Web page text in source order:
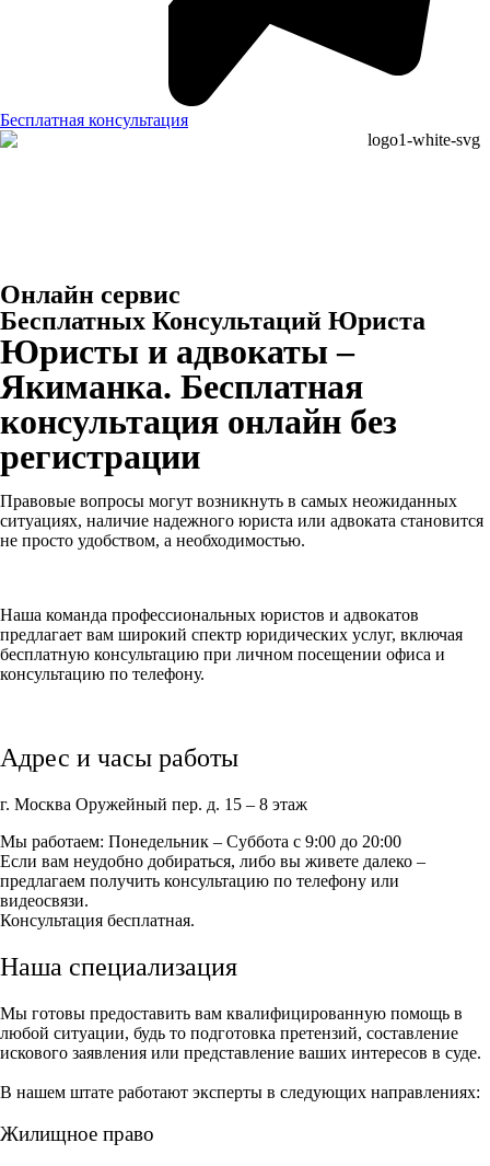
Бесплатная консультация
Онлайн сервис
Бесплатных Консультаций Юриста
Юристы и адвокаты –
Якиманка. Бесплатная
консультация онлайн без
регистрации
Правовые вопросы могут возникнуть в самых неожиданных
ситуациях, наличие надежного юриста или адвоката становится
не просто удобством, а необходимостью.
Наша команда профессиональных юристов и адвокатов
предлагает вам широкий спектр юридических услуг, включая
бесплатную консультацию при личном посещении офиса и
консультацию по телефону.
Адрес и часы работы
г. Москва Оружейный пер. д. 15 – 8 этаж
Мы работаем: Понедельник – Суббота с 9:00 до 20:00
Если вам неудобно добираться, либо вы живете далеко –
предлагаем получить консультацию по телефону или
видеосвязи.
Консультация бесплатная.
Наша специализация
Мы готовы предоставить вам квалифицированную помощь в
любой ситуации, будь то подготовка претензий, составление
искового заявления или представление ваших интересов в суде.
В нашем штате работают эксперты в следующих направлениях:
Жилищное право